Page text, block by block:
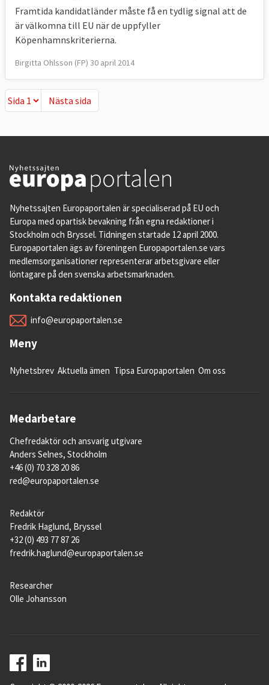
Framtida kandidatländer måste få en tydlig signal att de
är välkomna till EU när de uppfyller
Köpenhamnskriterierna.
Birgitta Ohlsson (FP) 30 april 2014
Nästa sida
Nästa sida
Nyhetssajten Europaportalen är specialiserad på EU och
Europa med opartisk bevakning från egna redaktioner i
Stockholm och Bryssel. Tidningen startade 12 april 2000.
Europaportalen ägs av föreningen Europaportalen.se vars
medlemsorganisationer representerar arbetsgivare eller
löntagare på den svenska arbetsmarknaden.
Kontakta redaktionen
info@europaportalen.se
Meny
Nyhetsbrev Aktuella ämen Tipsa Europaportalen Om oss
Medarbetare
Chefredaktör och ansvarig utgivare
Anders Selnes, Stockholm
+46 (0) 70 328 20 86
red@europaportalen.se
Redaktör
Fredrik Haglund, Bryssel
+32 (0) 493 77 87 26
fredrik.haglund@europaportalen.se
Researcher
Olle Johansson